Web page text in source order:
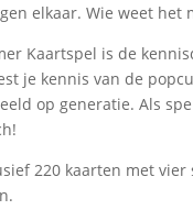
elkaar. Wie weet het
Kaartspel is de
je kennis van de
op generatie. Als
220 kaarten met